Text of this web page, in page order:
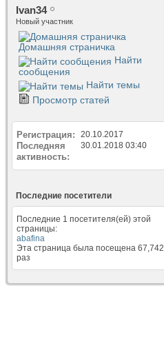
Ivan34
Новый участник
Домашняя страничка
Найти
сообщения
Найти темы
Просмотр статей
Регистрация 20.10.2017
Последняя
активность
30.01.2018 03:40
Последние посетители
Последние 1 посетителя(ей) этой
страницы:
abafina
Эта страница была посещена 67,742
раз